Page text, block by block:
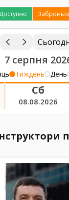
Доступно
7 серпня
Тиждень День
Сб
08.08.2026